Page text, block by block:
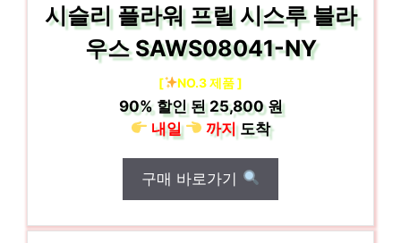
시슬리 플라워 프릴 시스루 블라
우스 SAWS08041-NY
[ NO.3 제품 ]
90%할인 된25,800 원
내일
까지도착
구매 바로가기